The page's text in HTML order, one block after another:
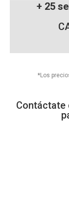
+ 25
*Los
Contáctate